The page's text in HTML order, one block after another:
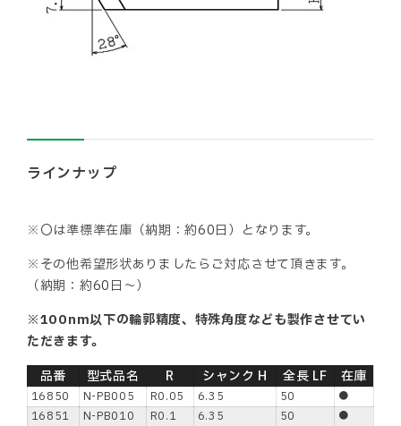
ラインナップ
※〇は準標準在庫（納期：約60日）となります。
※その他希望形状ありましたらご対応させて頂きます。
（納期：約60日～）
※100nm以下の輪郭精度、特殊角度なども製作させてい
ただきます。
品番
型式品名 R シャンク H 全長 LF 在庫
16850 N-PB005 R0.05 6.35 50
●
16851
N-PB010 R0.1 6.35 50
●